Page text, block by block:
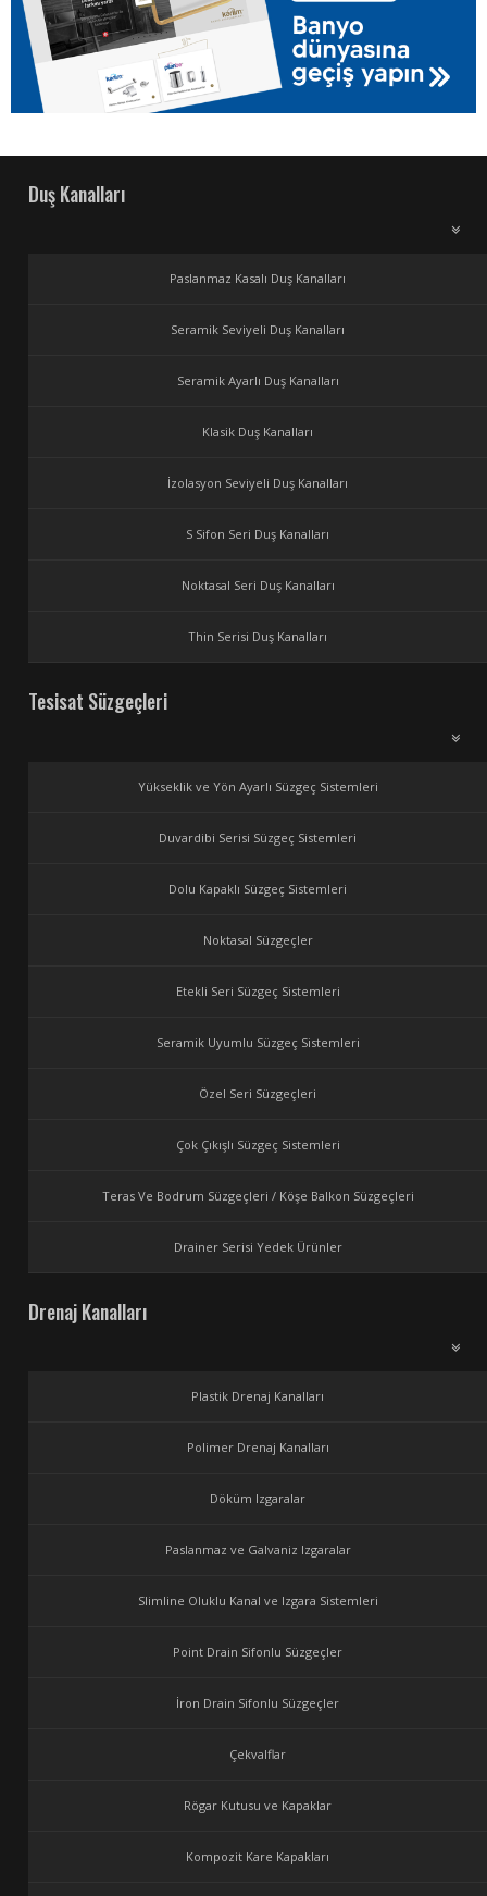
Duş Kanalları
Paslanmaz Kasalı Duş Kanalları
Seramik Seviyeli Duş Kanalları
Seramik Ayarlı Duş Kanalları
Klasik Duş Kanalları
İzolasyon Seviyeli Duş Kanalları
S Sifon Seri Duş Kanalları
Noktasal Seri Duş Kanalları
Thin Serisi Duş Kanalları
Tesisat Süzgeçleri
Yükseklik ve Yön Ayarlı Süzgeç Sistemleri
Duvardibi Serisi Süzgeç Sistemleri
Dolu Kapaklı Süzgeç Sistemleri
Noktasal Süzgeçler
Etekli Seri Süzgeç Sistemleri
Seramik Uyumlu Süzgeç Sistemleri
Özel Seri Süzgeçleri
Çok Çıkışlı Süzgeç Sistemleri
Teras Ve Bodrum Süzgeçleri / Köşe Balkon Süzgeçleri
Drainer Serisi Yedek Ürünler
Drenaj Kanalları
Plastik Drenaj Kanalları
Polimer Drenaj Kanalları
Döküm Izgaralar
Paslanmaz ve Galvaniz Izgaralar
Slimline Oluklu Kanal ve Izgara Sistemleri
Point Drain Sifonlu Süzgeçler
İron Drain Sifonlu Süzgeçler
Çekvalflar
Rögar Kutusu ve Kapaklar
Kompozit Kare Kapakları